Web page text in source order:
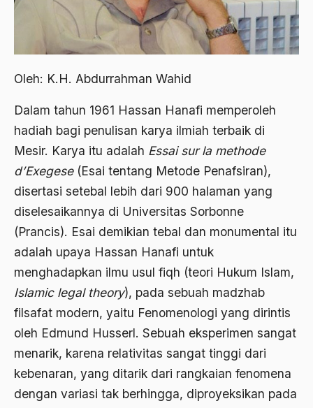
Oleh: K.H. Abdurrahman Wahid
Dalam tahun 1961 Hassan Hanafi memperoleh
hadiah bagi penulisan karya ilmiah terbaik di
Mesir. Karya itu adalah Essai sur la methode
d’Exegese (Esai tentang Metode Penafsiran),
disertasi setebal lebih dari 900 halaman yang
diselesaikannya di Universitas Sorbonne
(Prancis). Esai demikian tebal dan monumental itu
adalah upaya Hassan Hanafi untuk
menghadapkan ilmu usul fiqh (teori Hukum Islam,
Islamic legal theory), pada sebuah madzhab
filsafat modern, yaitu Fenomenologi yang dirintis
oleh Edmund Husserl. Sebuah eksperimen sangat
menarik, karena relativitas sangat tinggi dari
kebenaran, yang ditarik dari rangkaian fenomena
dengan variasi tak berhingga, diproyeksikan pada
2007
2006
2005
2004
2003
2002
2001
2000
1999
Abdi Masyarakat
abdul wahid hasyim
Abdullah Badawi
Abdullah Syafi'i
Abdurrahman Addakhil
abdurrahman wahid
Abolisi
Aboulhasan Bani Sadr
abri
Abu Bakar Ba’asyir
Abu Hanifah
abu jihad
Abu Sangkan